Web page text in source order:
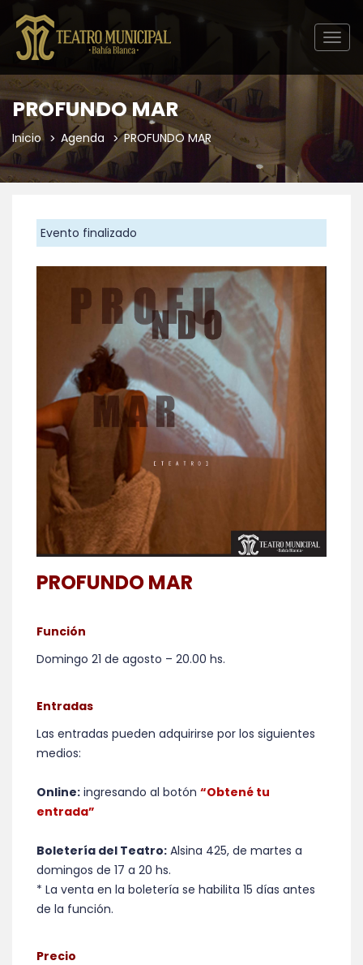
PROFUNDO MAR
Inicio Agenda PROFUNDO MAR
Evento finalizado
PROFUNDO MAR
Función
Domingo 21 de agosto – 20.00 hs.
Entradas
Las entradas pueden adquirirse por los siguientes
medios:
Online: ingresando al botón “Obtené tu
entrada”
Boletería del Teatro: Alsina 425, de martes a
domingos de 17 a 20 hs.
* La venta en la boletería se habilita 15 días antes
de la función.
Precio